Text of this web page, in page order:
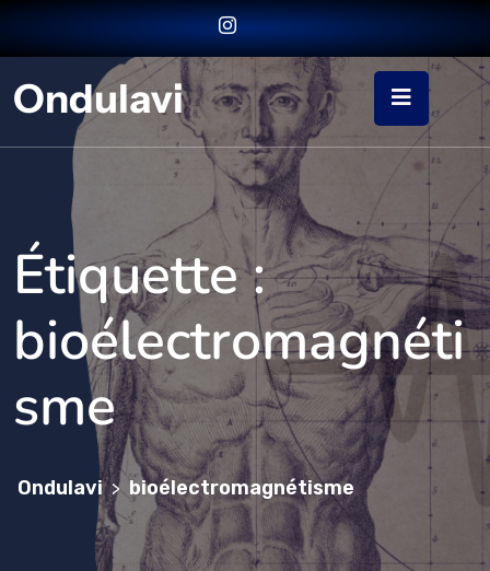
Ondulavi
Étiquette :
bioélectromagnéti
sme
Ondulavi > bioélectromagnétisme